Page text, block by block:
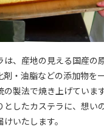
は、産地の見える国産の
剤・油脂などの添加物を
の製法で焼き上げています
としたカステラに、想い
いたします。